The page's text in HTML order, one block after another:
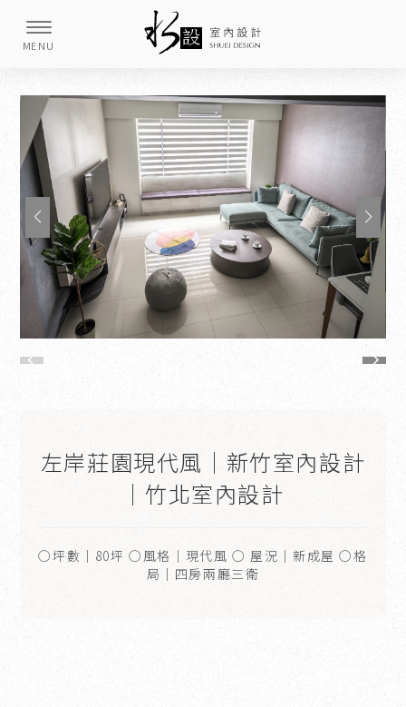
左岸莊園現代風｜新竹室內設計
｜竹北室內設計
○坪數｜80坪 ○風格｜現代風 ○ 屋況｜新成屋 ○格
局｜四房兩廳三衛